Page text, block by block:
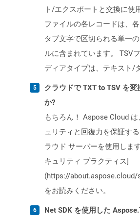
ト/エクスポートと交換に使
ファイルの各レコードは、
タブ文字で区切られる単一
ルに含まれています。 TSV
ディアタイプは、テキスト/
クラウドで TXT to TSV を
か?
もちろん！ Aspose Cloud
ュリティと回復力を保証す
ラウド サーバーを使用しま
キュリティ プラクティス]
(https://about.aspose.cloud/
をお読みください。
Net SDK を使用した